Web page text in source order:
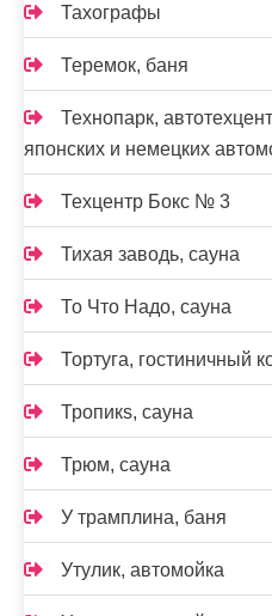
Тахографы
Теремок, баня
Технопарк,
японских и немецких
Техцентр Бокс № 3
Тихая заводь, сауна
То Что Надо, сауна
Тортуга, гостиничный
Тропикs, сауна
Трюм, сауна
У трамплина, баня
Утулик, автомойка